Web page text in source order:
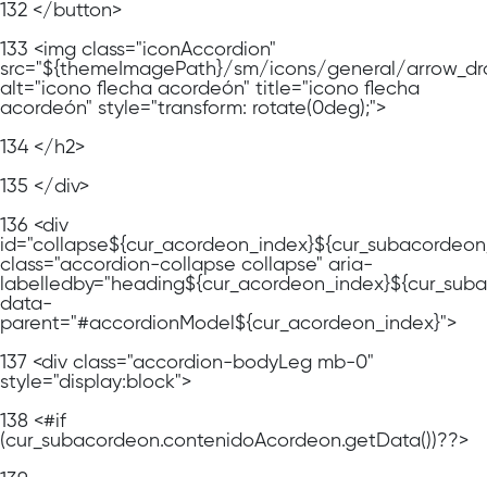
132 </button>
133 <img class="iconAccordion"
src="${themeImagePath}/sm/icons/general/
alt="icono flecha acordeón" title="icono flecha
acordeón" style="transform: rotate(0deg);">
134 </h2>
135 </div>
136 <div
class="accordion-collapse collapse" aria-
data-
parent="#accordionModel${cur_acordeon_index}">
137 <div class="accordion-bodyLeg mb-0"
style="display:block">
138 <#if
(cur_subacordeon.contenidoAcordeon.getData())??>